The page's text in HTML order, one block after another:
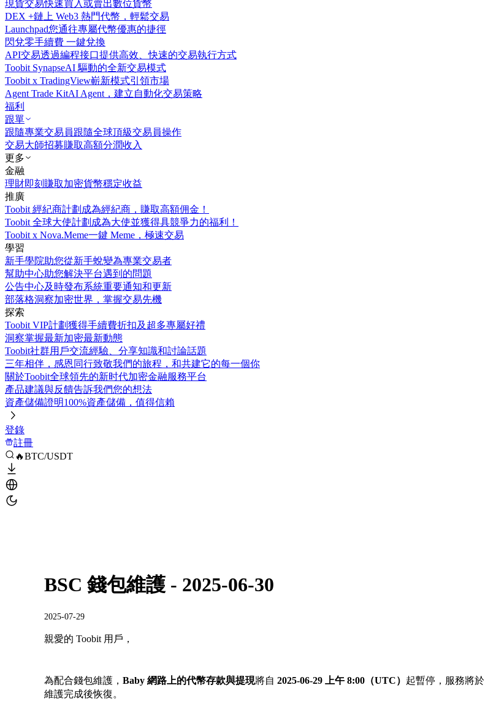
現貨交易快速買入或賣出數位貨幣
DEX +鏈上 Web3 熱門代幣，輕鬆交易
Launchpad您通往專屬代幣優惠的捷徑
閃兌零手續費 一鍵兌換
API交易透過編程接口提供高效、快速的交易執行方式
Toobit SynapseAI 驅動的全新交易模式
Toobit x TradingView嶄新模式引領市場
Agent Trade KitAI Agent，建立自動化交易策略
福利
跟單
跟隨專業交易員跟隨全球頂級交易員操作
交易大師招募賺取高額分潤收入
更多
金融
理財即刻賺取加密貨幣穩定收益
推廣
Toobit 經紀商計劃 成為經紀商，賺取高額佣金！
Toobit 全球大使計劃 成為大使並獲得具競爭力的福利！
Toobit x Nova.Meme一鍵 Meme，極速交易
學習
新手學院助您從新手蛻變為專業交易者
幫助中心助您解決平台遇到的問題
公告中心及時發布系統重要通知和更新
部落格洞察加密世界，掌握交易先機
探索
Toobit VIP計劃獲得手續費折扣及超多專屬好禮
洞察掌握最新加密最新動態
Toobit社群用戶交流經驗、分享知識和討論話題
三年相伴，感恩同行致敬我們的旅程，和共建它的每一個你
關於Toobit全球領先的新时代加密金融服務平台
產品建議與反饋告訴我們您的想法
資產儲備證明100%資產儲備，值得信賴
登錄
註冊
🔥BTC/USDT
BSC 錢包維護 - 2025-06-30
2025-07-29
親愛的 Toobit 用戶，
為配合錢包維護， Baby 網路上的代幣存款與提現將自 2025-06-29 上午 8:00（UTC） 起暫停，服務將於
維護完成後恢復。